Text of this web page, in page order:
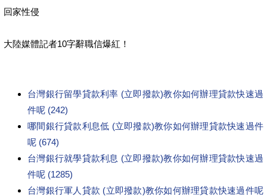
回家性侵
大陸媒體記者10字辭職信爆紅！
台灣銀行留學貸款利率 (立即撥款)教你如何辦理貸款快速過
件呢 (242)
哪間銀行貸款利息低 (立即撥款)教你如何辦理貸款快速過件
呢 (674)
台灣銀行就學貸款利息 (立即撥款)教你如何辦理貸款快速過
件呢 (1285)
台灣銀行軍人貸款 (立即撥款)教你如何辦理貸款快速過件呢